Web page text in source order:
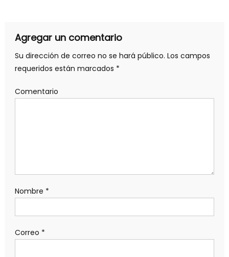
Agregar un comentario
Su dirección de correo no se hará público. Los campos
requeridos están marcados *
Comentario
Nombre *
Correo *